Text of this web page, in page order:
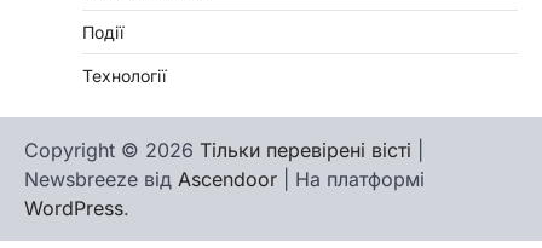
Події
Технології
Copyright © 2026 Тільки перевірені вісті
Newsbreeze від Ascendoor | На платформі
WordPress.